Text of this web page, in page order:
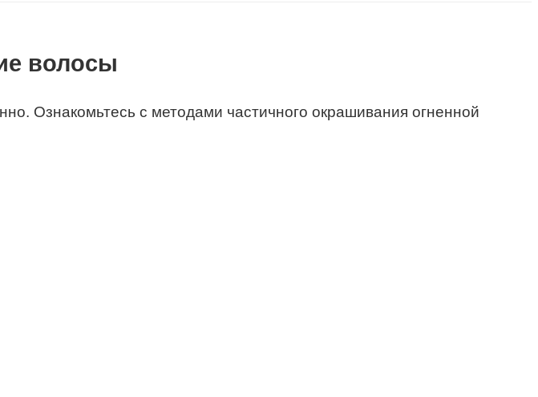
волосы
Ознакомьтесь с методами частичного окрашивания огненной